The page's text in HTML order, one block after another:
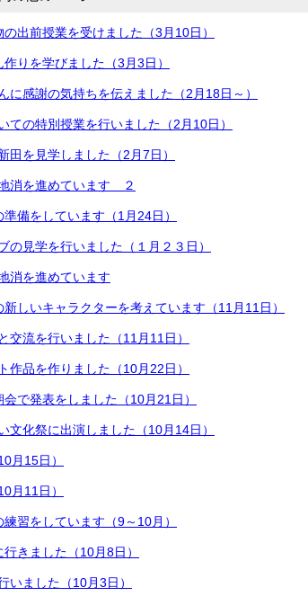
出前授業を受けました（3月10日）
りを学びました（3月3日）
に感謝の気持ちを伝えました（2月18日～）
ての特別授業を行いました（2月10日）
田を見学しました（2月7日）
地消を進めています ２
備をしています（1月24日）
の見学を行いました（１月２３日）
消を進めています
しいキャラクターを考えています（11月11日）
交流を行いました（11月11日）
作品を作りました（10月22日）
で発表をしました（10月21日）
文化祭に出演しました（10月14日）
月15日）
月11日）
習をしています（9～10月）
きました（10月8日）
いました（10月3日）